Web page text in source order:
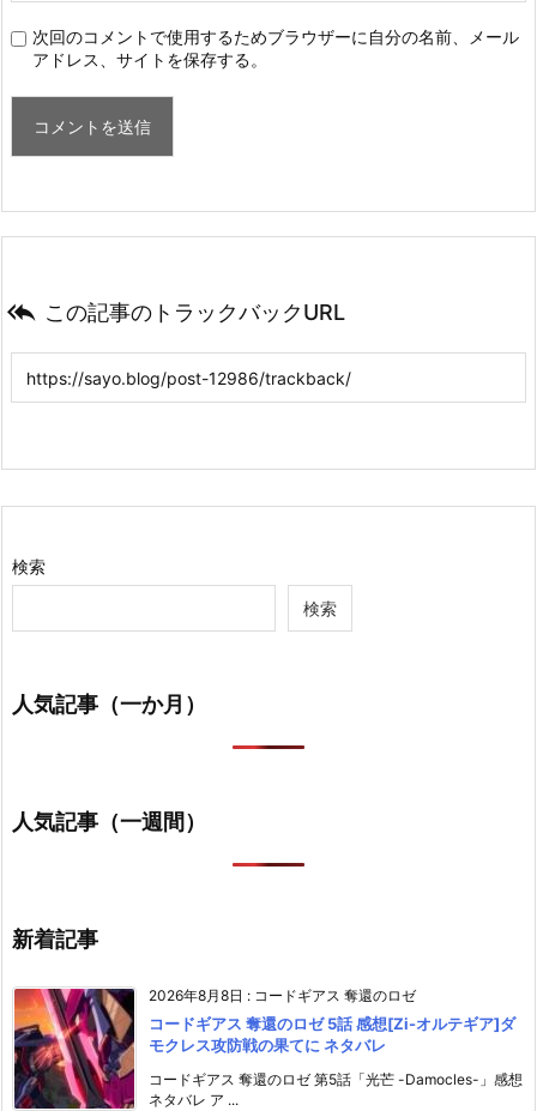
次回のコメントで使用するためブラウザーに自分の名前、メール
アドレス、サイトを保存する。
 この記事のトラックバックURL
検索
検索
人気記事（一か月）
人気記事（一週間）
新着記事
2026年8月8日 : コードギアス 奪還のロゼ
コードギアス 奪還のロゼ 5話 感想[Zi-オルテギア]ダ
モクレス攻防戦の果てに ネタバレ
コードギアス 奪還のロゼ 第5話「光芒 -Damocles-」感想
ネタバレ ア ...